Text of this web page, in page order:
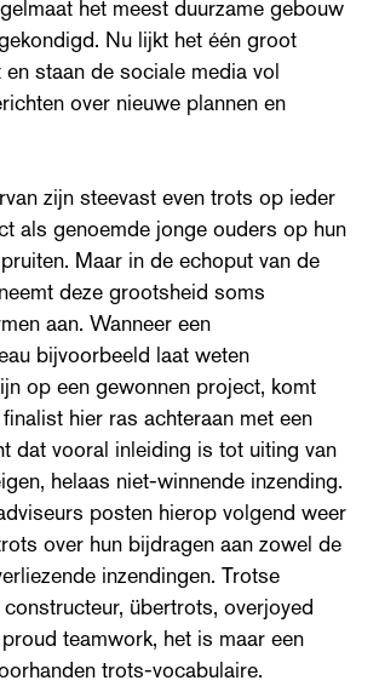
het meest duurzame gebouw
Nu lijkt het één groot
staan de sociale media vol
over nieuwe plannen en
zijn steevast even trots op ieder
als genoemde jonge ouders op hun
Maar in de echoput van de
deze grootsheid soms
aan. Wanneer een
bijvoorbeeld laat weten
op een gewonnen project, komt
hier ras achteraan met een
dat vooral inleiding is tot uiting van
helaas niet-winnende inzending.
posten hierop volgend weer
over hun bijdragen aan zowel de
inzendingen. Trotse
übertrots, overjoyed
teamwork, het is maar een
trots-vocabulaire.